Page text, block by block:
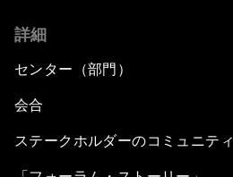
詳細
センター（部門）
会合
ステークホルダーのコミュニティ